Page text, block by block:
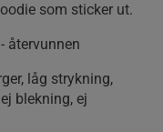
som sticker ut.
återvunnen
låg strykning,
blekning, ej